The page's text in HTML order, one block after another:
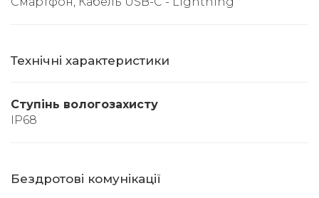
Технічні характеристики
Ступінь вологозахисту
IP68
Бездротові комунікації